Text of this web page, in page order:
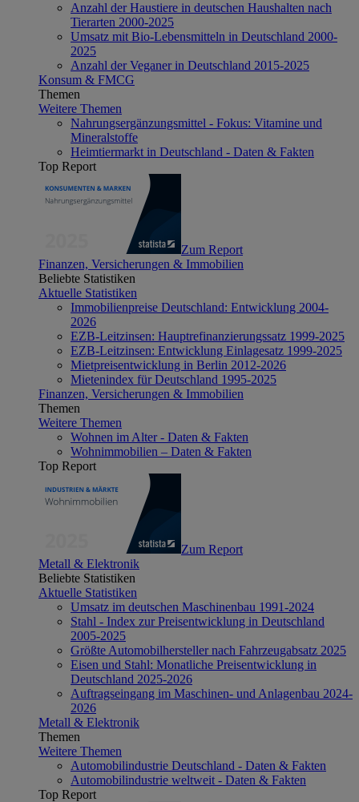
Anzahl der Haustiere in deutschen Haushalten nach
Tierarten 2000-2025
Umsatz mit Bio-Lebensmitteln in Deutschland 2000-
2025
Anzahl der Veganer in Deutschland 2015-2025
Konsum & FMCG
Themen
Weitere Themen
Nahrungsergänzungsmittel - Fokus: Vitamine und
Mineralstoffe
Heimtiermarkt in Deutschland - Daten & Fakten
Top Report
Zum Report
Finanzen, Versicherungen & Immobilien
Beliebte Statistiken
Aktuelle Statistiken
Immobilienpreise Deutschland: Entwicklung 2004-
2026
EZB-Leitzinsen: Hauptrefinanzierungssatz 1999-2025
EZB-Leitzinsen: Entwicklung Einlagesatz 1999-2025
Mietpreisentwicklung in Berlin 2012-2026
Mietenindex für Deutschland 1995-2025
Finanzen, Versicherungen & Immobilien
Themen
Weitere Themen
Wohnen im Alter - Daten & Fakten
Wohnimmobilien – Daten & Fakten
Top Report
Zum Report
Metall & Elektronik
Beliebte Statistiken
Aktuelle Statistiken
Umsatz im deutschen Maschinenbau 1991-2024
Stahl - Index zur Preisentwicklung in Deutschland
2005-2025
Größte Automobilhersteller nach Fahrzeugabsatz 2025
Eisen und Stahl: Monatliche Preisentwicklung in
Deutschland 2025-2026
Auftragseingang im Maschinen- und Anlagenbau 2024-
2026
Metall & Elektronik
Themen
Weitere Themen
Automobilindustrie Deutschland - Daten & Fakten
Automobilindustrie weltweit - Daten & Fakten
Top Report